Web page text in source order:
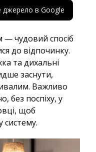
в Google
— чудовий спосіб
до відпочинку.
та дихальні
заснути,
Важливо
без поспіху, у
щоб
систему.